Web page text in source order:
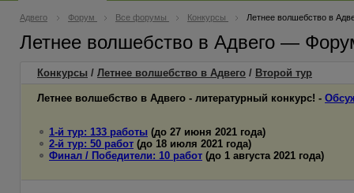
Адвего Форум Все форумы Конкурсы Летнее волшебство в
Летнее волшебство в Адвего —
Конкурсы / Летнее волшебство в Адвего / Второй тур
Летнее волшебство в Адвего - литературный конкурс! -
1-й тур: 133 работы (до 27 июня 2021 года)
2-й тур: 50 работ (до 18 июля 2021 года)
Финал / Победители: 10 работ (до 1 августа 2021 года)